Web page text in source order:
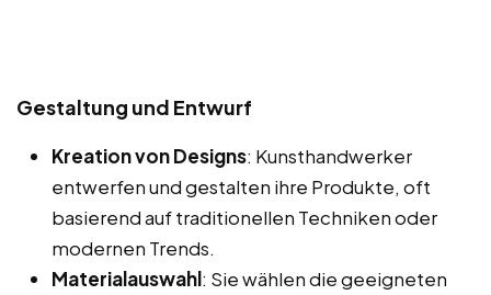
Gestaltung und Entwurf
Kreation von Designs: Kunsthandwerker
entwerfen und gestalten ihre Produkte, oft
basierend auf traditionellen Techniken oder
modernen Trends.
Materialauswahl: Sie wählen die geeigneten